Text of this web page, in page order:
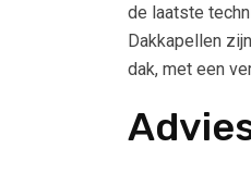
de laatste
Dakkapellen
dak, met een